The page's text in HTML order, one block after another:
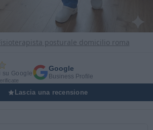
posturale domicilio roma
su Google
Google
Business Profile
Lascia una recensione